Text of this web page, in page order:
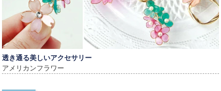
透き通る美しいアクセサリー
アメリカンフラワー